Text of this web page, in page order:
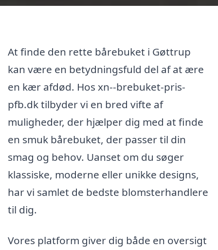
At finde den rette bårebuket i Gøttrup
kan være en betydningsfuld del af at ære
en kær afdød. Hos xn--brebuket-pris-
pfb.dk tilbyder vi en bred vifte af
muligheder, der hjælper dig med at finde
en smuk bårebuket, der passer til din
smag og behov. Uanset om du søger
klassiske, moderne eller unikke designs,
har vi samlet de bedste blomsterhandlere
til dig.
Vores platform giver dig både en oversigt